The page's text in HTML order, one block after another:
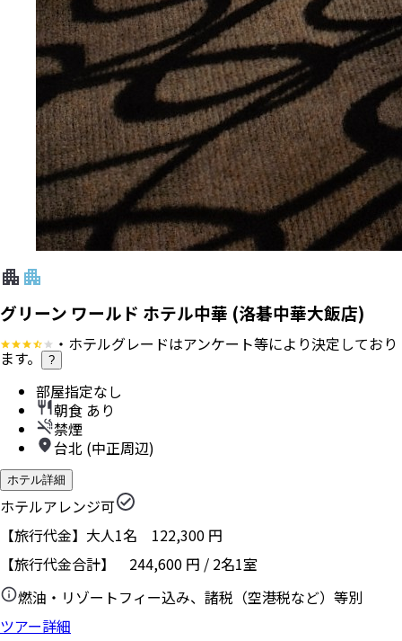
グリーン ワールド ホテル中華 (洛碁中華大飯店)
・ホテルグレードはアンケート等により決定しており
ます。 ?
部屋指定なし
朝食 あり
禁煙
台北 (中正周辺)
ホテル詳細
ホテルアレンジ可
【旅行代金】大人1名 122,300 円
【旅行代金合計】 244,600 円 / 2名1室
燃油・リゾートフィー込み、諸税（空港税など）等別
ツアー詳細